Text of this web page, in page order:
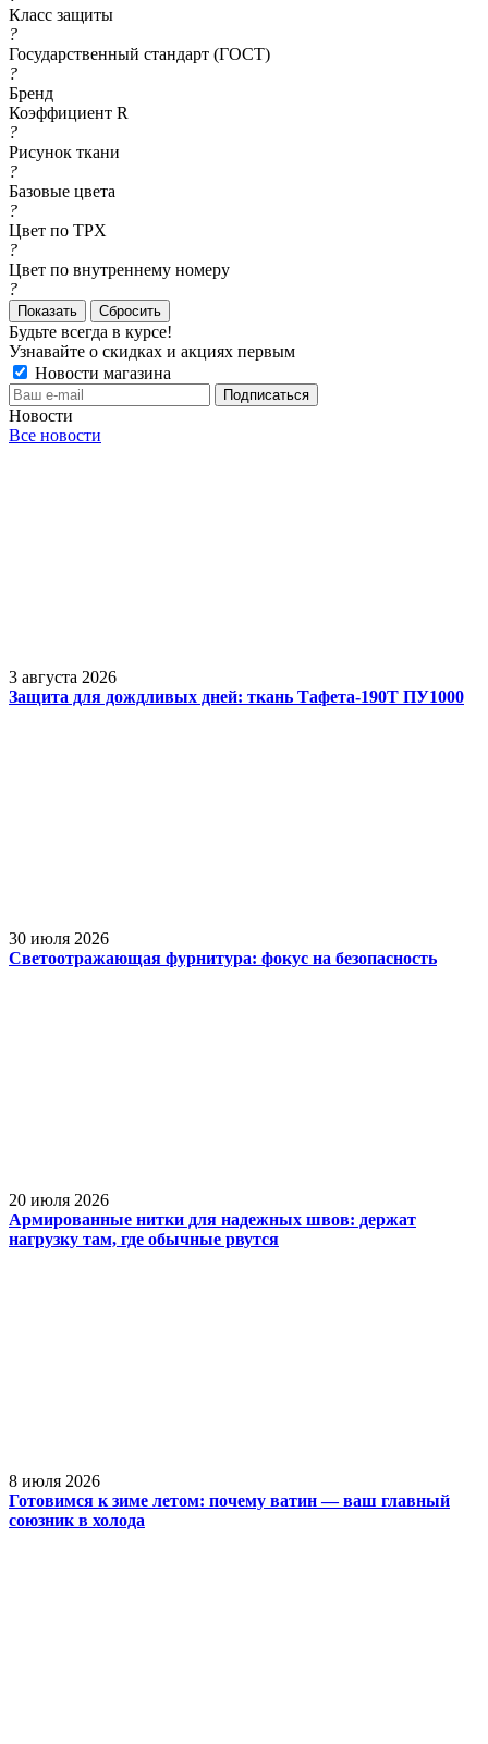
Класс защиты
?
Государственный стандарт (ГОСТ)
?
Бренд
Коэффициент R
?
Рисунок ткани
?
Базовые цвета
?
Цвет по TPX
?
Цвет по внутреннему номеру
?
Сбросить
Будьте всегда в курсе!
Узнавайте о скидках и акциях первым
Новости магазина
Новости
Все новости
3 августа 2026
Защита для дождливых дней: ткань Тафета-190Т ПУ1000
30 июля 2026
Светоотражающая фурнитура: фокус на безопасность
20 июля 2026
Армированные нитки для надежных швов: держат
нагрузку там, где обычные рвутся
8 июля 2026
Готовимся к зиме летом: почему ватин — ваш главный
союзник в холода